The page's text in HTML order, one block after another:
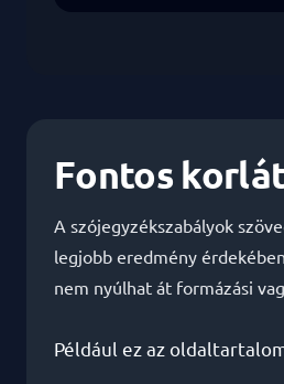
Fontos
A szójegyzékszabályok
legjobb eredmény
nem nyúlhat át formázási
Például ez az